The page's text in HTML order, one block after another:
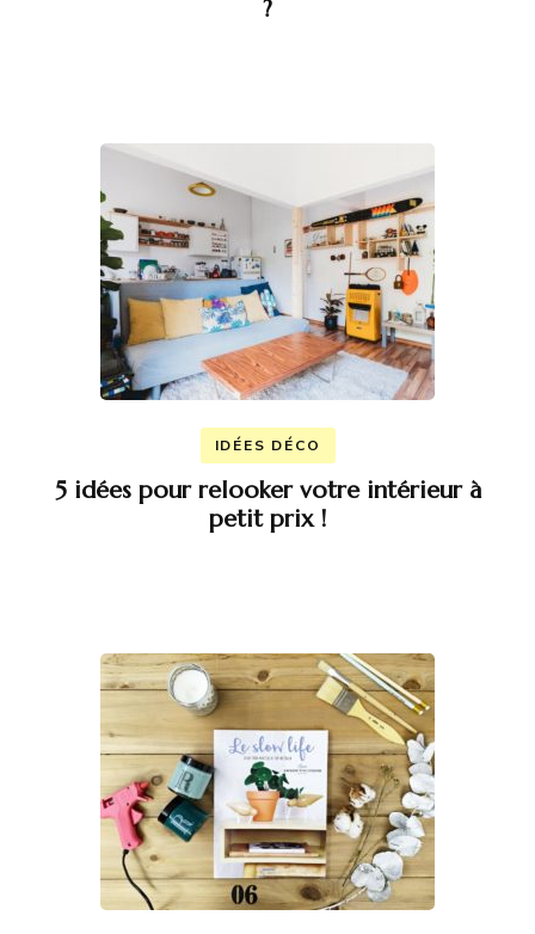
?
IDÉES DÉCO
5 idées pour relooker votre intérieur à
petit prix !